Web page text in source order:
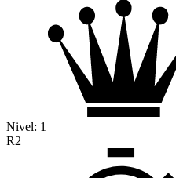
Nivel: 1
R2